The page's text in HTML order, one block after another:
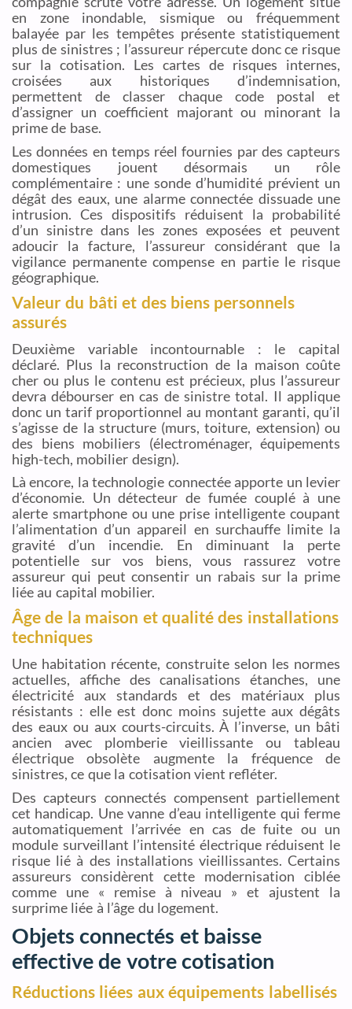
en zone inondable, sismique ou fréquemment
balayée par les tempêtes présente statistiquement
plus de sinistres ; l’assureur répercute donc ce risque
sur la cotisation. Les cartes de risques internes,
croisées aux historiques d’indemnisation,
permettent de classer chaque code postal et
d’assigner un coefficient majorant ou minorant la
prime de base.
Les données en temps réel fournies par des capteurs
domestiques jouent désormais un rôle
complémentaire : une sonde d’humidité prévient un
dégât des eaux, une alarme connectée dissuade une
intrusion. Ces dispositifs réduisent la probabilité
d’un sinistre dans les zones exposées et peuvent
adoucir la facture, l’assureur considérant que la
vigilance permanente compense en partie le risque
géographique.
Valeur du bâti et des biens personnels
assurés
Deuxième variable incontournable : le capital
déclaré. Plus la reconstruction de la maison coûte
cher ou plus le contenu est précieux, plus l’assureur
devra débourser en cas de sinistre total. Il applique
donc un tarif proportionnel au montant garanti, qu’il
s’agisse de la structure (murs, toiture, extension) ou
des biens mobiliers (électroménager, équipements
high-tech, mobilier design).
Là encore, la technologie connectée apporte un levier
d’économie. Un détecteur de fumée couplé à une
alerte smartphone ou une prise intelligente coupant
l’alimentation d’un appareil en surchauffe limite la
gravité d’un incendie. En diminuant la perte
potentielle sur vos biens, vous rassurez votre
assureur qui peut consentir un rabais sur la prime
liée au capital mobilier.
Âge de la maison et qualité des installations
techniques
Une habitation récente, construite selon les normes
actuelles, affiche des canalisations étanches, une
électricité aux standards et des matériaux plus
résistants : elle est donc moins sujette aux dégâts
des eaux ou aux courts-circuits. À l’inverse, un bâti
ancien avec plomberie vieillissante ou tableau
électrique obsolète augmente la fréquence de
sinistres, ce que la cotisation vient refléter.
Des capteurs connectés compensent partiellement
cet handicap. Une vanne d’eau intelligente qui ferme
automatiquement l’arrivée en cas de fuite ou un
module surveillant l’intensité électrique réduisent le
risque lié à des installations vieillissantes. Certains
assureurs considèrent cette modernisation ciblée
comme une « remise à niveau » et ajustent la
surprime liée à l’âge du logement.
Objets connectés et baisse
effective de votre cotisation
Réductions liées aux équipements labellisés